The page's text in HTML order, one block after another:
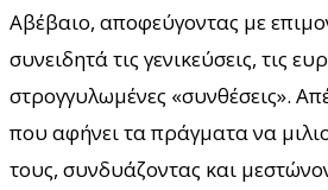
Αβέβαιο, αποφεύγοντας με
συνειδητά τις γενικεύσεις, τις
στρογγυλωμένες «συνθέσεις».
που αφήνει τα πράγματα να
τους, συνδυάζοντας και